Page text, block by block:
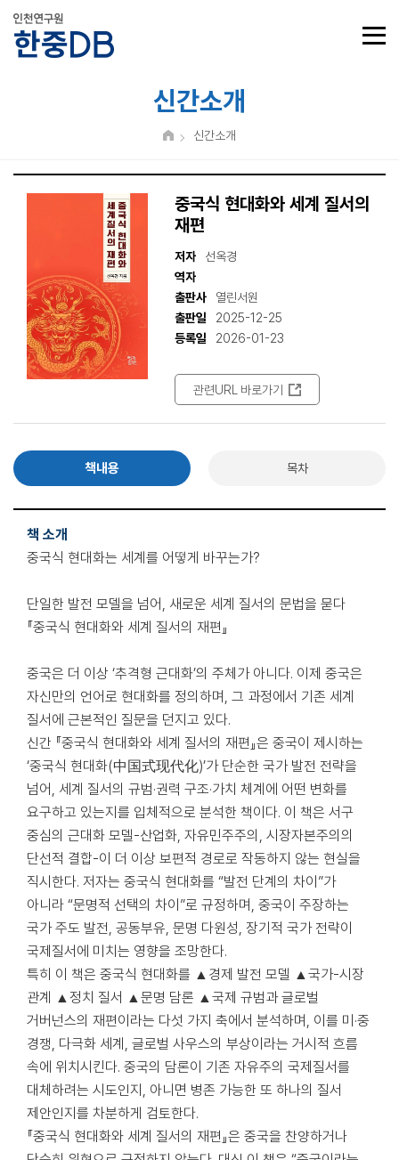
신간소개
신간소개
중국식 현대화와 세계 질서의
재편
저자
선옥경
역자
출판사
열린서원
출판일
2025-12-25
등록일
2026-01-23
관련URL 바로가기
책내용 목차
책 소개
중국식 현대화는 세계를 어떻게 바꾸는가?
단일한 발전 모델을 넘어, 새로운 세계 질서의 문법을 묻다
『중국식 현대화와 세계 질서의 재편』
중국은 더 이상 ‘추격형 근대화’의 주체가 아니다. 이제 중국은
자신만의 언어로 현대화를 정의하며, 그 과정에서 기존 세계
질서에 근본적인 질문을 던지고 있다.
신간 『중국식 현대화와 세계 질서의 재편』은 중국이 제시하는
‘중국식 현대화(中国式现代化)’가 단순한 국가 발전 전략을
넘어, 세계 질서의 규범·권력 구조·가치 체계에 어떤 변화를
요구하고 있는지를 입체적으로 분석한 책이다. 이 책은 서구
중심의 근대화 모델-산업화, 자유민주주의, 시장자본주의의
단선적 결합-이 더 이상 보편적 경로로 작동하지 않는 현실을
직시한다. 저자는 중국식 현대화를 “발전 단계의 차이”가
아니라 “문명적 선택의 차이”로 규정하며, 중국이 주장하는
국가 주도 발전, 공동부유, 문명 다원성, 장기적 국가 전략이
국제질서에 미치는 영향을 조망한다.
특히 이 책은 중국식 현대화를 ▲경제 발전 모델 ▲국가-시장
관계 ▲정치 질서 ▲문명 담론 ▲국제 규범과 글로벌
거버넌스의 재편이라는 다섯 가지 축에서 분석하며, 이를 미·중
경쟁, 다극화 세계, 글로벌 사우스의 부상이라는 거시적 흐름
속에 위치시킨다. 중국의 담론이 기존 자유주의 국제질서를
대체하려는 시도인지, 아니면 병존 가능한 또 하나의 질서
제안인지를 차분하게 검토한다.
『중국식 현대화와 세계 질서의 재편』은 중국을 찬양하거나